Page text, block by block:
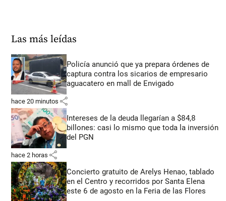
Las más leídas
Policía anunció que ya prepara órdenes de
captura contra los sicarios de empresario
aguacatero en mall de Envigado
hace 20 minutos share
Intereses de la deuda llegarían a $84,8
billones: casi lo mismo que toda la inversión
del PGN
hace 2 horas share
Concierto gratuito de Arelys Henao, tablado
en el Centro y recorridos por Santa Elena
este 6 de agosto en la Feria de las Flores